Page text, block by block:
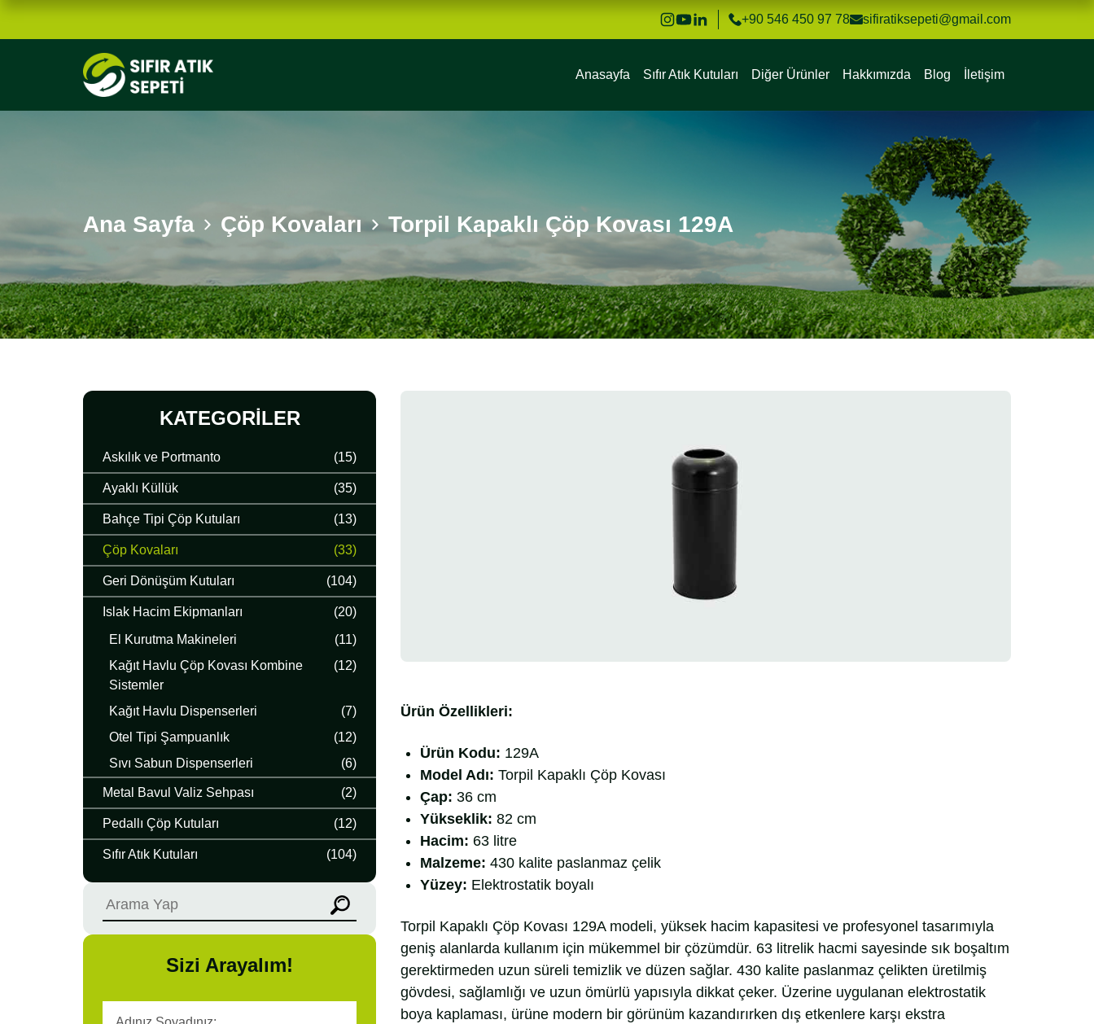
+90 546 450 97 78 sifiratiksepeti@gmail.com
Anasayfa Sıfır Atık Kutuları Diğer Ürünler Hakkımızda Blog İletişim
Ana Sayfa Çöp Kovaları Torpil Kapaklı Çöp Kovası 129A
KATEGORILER
Askılık ve Portmanto (15)
Ayaklı Küllük (35)
Bahçe Tipi Çöp Kutuları (13)
Çöp Kovaları (33)
Geri Dönüşüm Kutuları (104)
Islak Hacim Ekipmanları
(20)
El Kurutma Makineleri
(11)
Kağıt Havlu Çöp Kovası Kombine
Sistemler
(12)
Kağıt Havlu Dispenserleri
(7)
Otel Tipi Şampuanlık
(12)
Sıvı Sabun Dispenserleri
(6)
Metal Bavul Valiz Sehpası (2)
Pedallı Çöp Kutuları (12)
Sıfır Atık Kutuları (104)
Sizi Arayalım!
Ürün Özellikleri:
Ürün Kodu: 129A
Model Adı: Torpil Kapaklı Çöp Kovası
Çap: 36 cm
Yükseklik: 82 cm
Hacim: 63 litre
Malzeme: 430 kalite paslanmaz çelik
Yüzey: Elektrostatik boyalı
Torpil Kapaklı Çöp Kovası 129A modeli, yüksek hacim kapasitesi ve profesyonel tasarımıyla
geniş alanlarda kullanım için mükemmel bir çözümdür. 63 litrelik hacmi sayesinde sık boşaltım
gerektirmeden uzun süreli temizlik ve düzen sağlar. 430 kalite paslanmaz çelikten üretilmiş
gövdesi, sağlamlığı ve uzun ömürlü yapısıyla dikkat çeker. Üzerine uygulanan elektrostatik
boya kaplaması, ürüne modern bir görünüm kazandırırken dış etkenlere karşı ekstra